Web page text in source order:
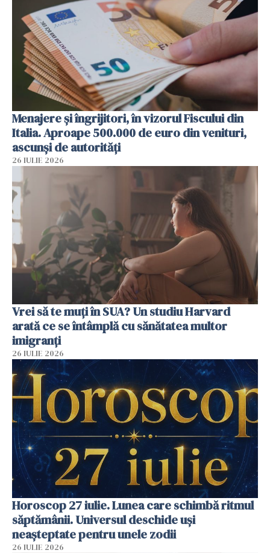
Menajere și îngrijitori, în vizorul Fiscului din
Italia. Aproape 500.000 de euro din venituri,
ascunși de autorități
26 IULIE 2026
Vrei să te muți în SUA? Un studiu Harvard
arată ce se întâmplă cu sănătatea multor
imigranți
26 IULIE 2026
Horoscop 27 iulie. Lunea care schimbă ritmul
săptămânii. Universul deschide uși
neașteptate pentru unele zodii
26 IULIE 2026